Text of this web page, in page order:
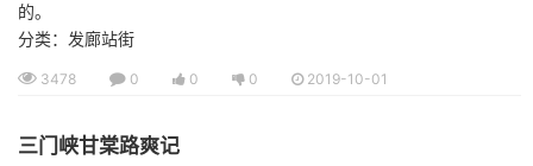
的。
分类：发廊站街
3478 0 0 0 2019-10-01
三门峡甘棠路爽记